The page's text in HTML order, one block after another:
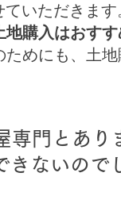
いただきます
購入はおすす
めにも、土
専門とあり
ないので